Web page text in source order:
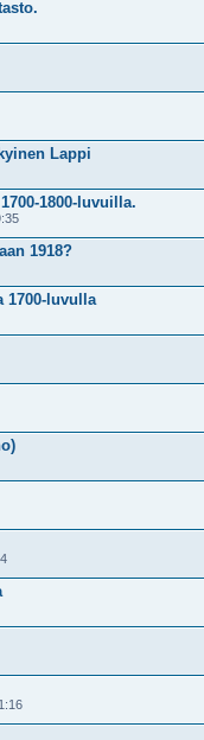
Lappi
1800-luvuilla.
1918?
1700-luvulla